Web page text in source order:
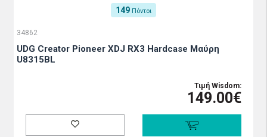
149 Πόντοι
34862
UDG Creator Pioneer XDJ RX3 Hardcase Μαύρη
U8315BL
Τιμή Wisdom:
149.00€